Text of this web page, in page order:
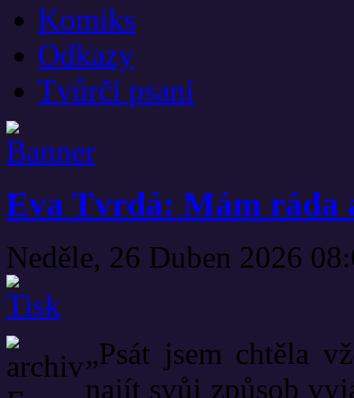
Komiks
Odkazy
Tvůrčí psaní
Eva Tvrdá: Mám ráda
Neděle, 26 Duben 2026
„Psát jsem chtěla
najít svůj způsob